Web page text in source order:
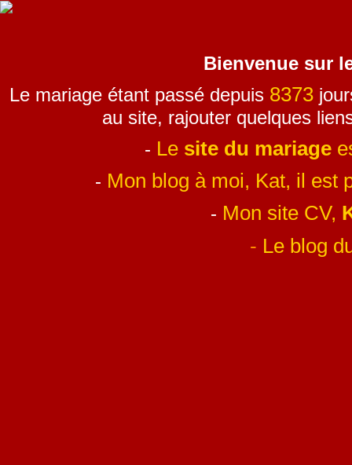
Bienvenue sur
Le mariage étant passé depuis 8373
au site, rajouter quelques
- Le site du mariage
- Mon blog à moi, Kat, il est
- Mon site CV,
- Le blog